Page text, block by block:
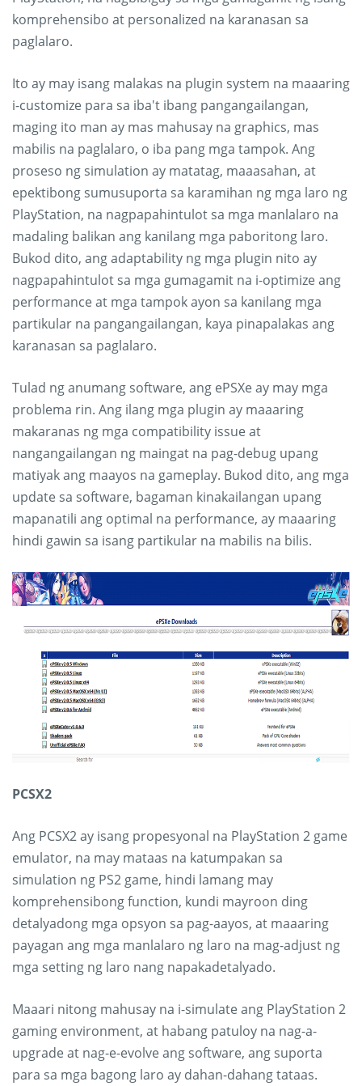
komprehensibo at personalized na karanasan sa
paglalaro.
Ito ay may isang malakas na plugin system na maaaring
i-customize para sa iba't ibang pangangailangan,
maging ito man ay mas mahusay na graphics, mas
mabilis na paglalaro, o iba pang mga tampok. Ang
proseso ng simulation ay matatag, maaasahan, at
epektibong sumusuporta sa karamihan ng mga laro ng
PlayStation, na nagpapahintulot sa mga manlalaro na
madaling balikan ang kanilang mga paboritong laro.
Bukod dito, ang adaptability ng mga plugin nito ay
nagpapahintulot sa mga gumagamit na i-optimize ang
performance at mga tampok ayon sa kanilang mga
partikular na pangangailangan, kaya pinapalakas ang
karanasan sa paglalaro.
Tulad ng anumang software, ang ePSXe ay may mga
problema rin. Ang ilang mga plugin ay maaaring
makaranas ng mga compatibility issue at
nangangailangan ng maingat na pag-debug upang
matiyak ang maayos na gameplay. Bukod dito, ang mga
update sa software, bagaman kinakailangan upang
mapanatili ang optimal na performance, ay maaaring
hindi gawin sa isang partikular na mabilis na bilis.
PCSX2
Ang PCSX2 ay isang propesyonal na PlayStation 2 game
emulator, na may mataas na katumpakan sa
simulation ng PS2 game, hindi lamang may
komprehensibong function, kundi mayroon ding
detalyadong mga opsyon sa pag-aayos, at maaaring
payagan ang mga manlalaro ng laro na mag-adjust ng
mga setting ng laro nang napakadetalyado.
Maaari nitong mahusay na i-simulate ang PlayStation 2
gaming environment, at habang patuloy na nag-a-
upgrade at nag-e-evolve ang software, ang suporta
para sa mga bagong laro ay dahan-dahang tataas.